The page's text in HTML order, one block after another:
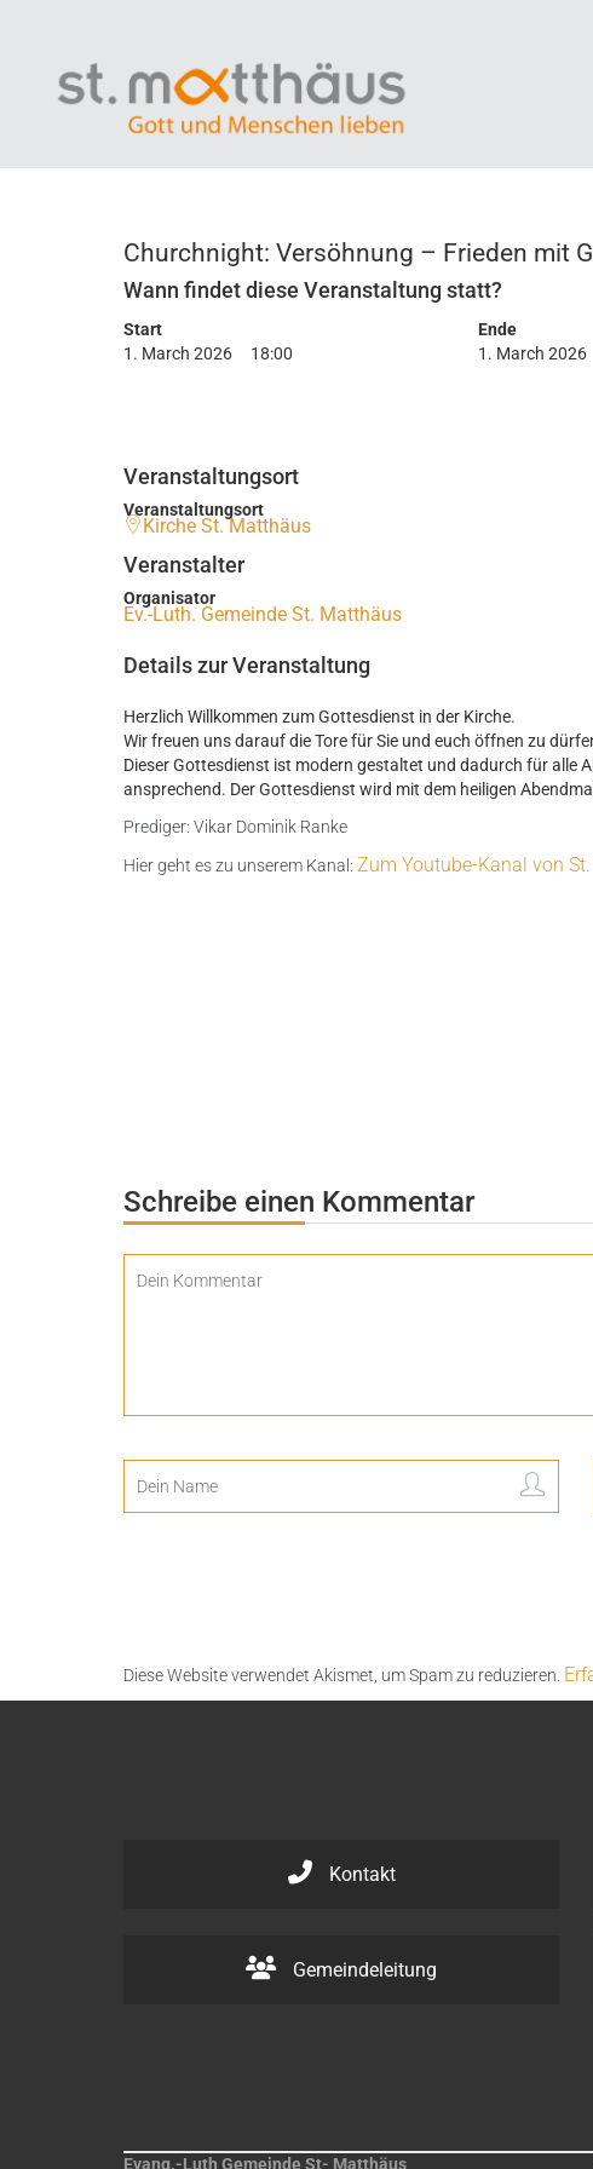
Churchnight: Versöhnung – Frieden mit
Wann findet diese Veranstaltung statt?
Start
1. March 2026
18:00
Ende
1. March 2026
Veranstaltungsort
Veranstaltungsort
Kirche St. Matthäus
Veranstalter
Organisator
Ev.-Luth. Gemeinde St. Matthäus
Details zur Veranstaltung
Herzlich Willkommen zum Gottesdienst in der Kirche.
Wir freuen uns darauf die Tore für Sie und euch öffnen zu
Dieser Gottesdienst ist modern gestaltet und dadurch für alle
ansprechend. Der Gottesdienst wird mit dem heiligen
Prediger: Vikar Dominik Ranke
Hier geht es zu unserem Kanal: Zum Youtube-Kanal von
Schreibe einen Kommentar
Diese Website verwendet Akismet, um Spam zu reduzieren.
Kontakt
Gemeindeleitung
Evang.-Luth Gemeinde St- Matthäus